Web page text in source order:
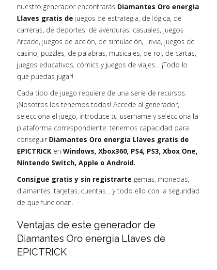
nuestro generador encontrarás Diamantes Oro energia
Llaves gratis de juegos de estrategia, de lógica, de
carreras, de deportes, de aventuras, casuales, juegos
Arcade, juegos de acción, de simulación, Trivia, juegos de
casino, puzzles, de palabras, musicales, de rol, de cartas,
juegos educativos, cómics y juegos de viajes… ¡Todo lo
que puedas jugar!
Cada tipo de juego requiere de una serie de recursos.
¡Nosotros los tenemos todos! Accede al generador,
selecciona el juego, introduce tu username y selecciona la
plataforma correspondiente: tenemos capacidad para
conseguir Diamantes Oro energia Llaves gratis de
EPICTRICK en Windows, Xbox360, PS4, PS3, Xbox One,
Nintendo Switch, Apple o Android.
Consigue gratis y sin registrarte gemas, monedas,
diamantes, tarjetas, cuentas… y todo ello con la seguridad
de que funcionan.
Ventajas de este generador de
Diamantes Oro energia Llaves de
EPICTRICK